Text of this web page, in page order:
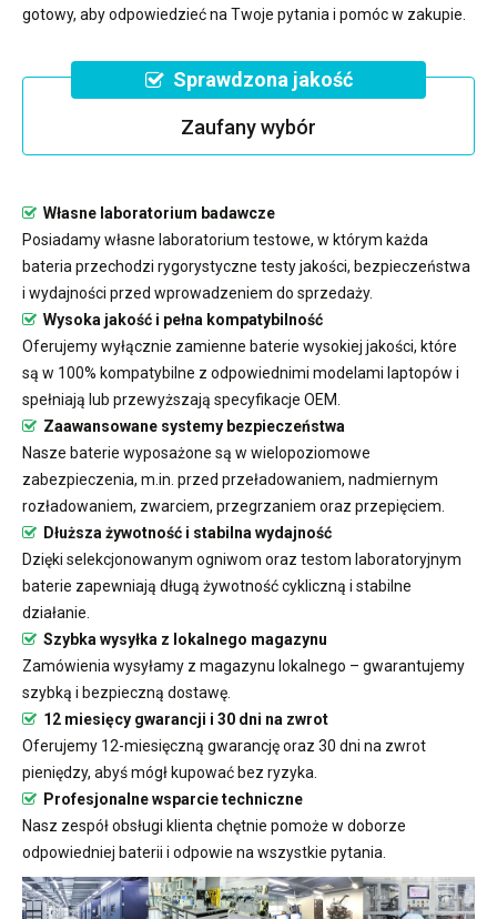
gotowy, aby odpowiedzieć na Twoje pytania i pomóc w zakupie.
Sprawdzona jakość
Zaufany wybór
Własne laboratorium badawcze
Posiadamy własne laboratorium testowe, w którym każda
bateria przechodzi rygorystyczne testy jakości, bezpieczeństwa
i wydajności przed wprowadzeniem do sprzedaży.
Wysoka jakość i pełna kompatybilność
Oferujemy wyłącznie zamienne baterie wysokiej jakości, które
są w 100% kompatybilne z odpowiednimi modelami laptopów i
spełniają lub przewyższają specyfikacje OEM.
Zaawansowane systemy bezpieczeństwa
Nasze baterie wyposażone są w wielopoziomowe
zabezpieczenia, m.in. przed przeładowaniem, nadmiernym
rozładowaniem, zwarciem, przegrzaniem oraz przepięciem.
Dłuższa żywotność i stabilna wydajność
Dzięki selekcjonowanym ogniwom oraz testom laboratoryjnym
baterie zapewniają długą żywotność cykliczną i stabilne
działanie.
Szybka wysyłka z lokalnego magazynu
Zamówienia wysyłamy z magazynu lokalnego – gwarantujemy
szybką i bezpieczną dostawę.
12 miesięcy gwarancji i 30 dni na zwrot
Oferujemy 12-miesięczną gwarancję oraz 30 dni na zwrot
pieniędzy, abyś mógł kupować bez ryzyka.
Profesjonalne wsparcie techniczne
Nasz zespół obsługi klienta chętnie pomoże w doborze
odpowiedniej baterii i odpowie na wszystkie pytania.